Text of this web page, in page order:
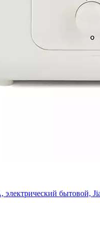
электрический бытовой,